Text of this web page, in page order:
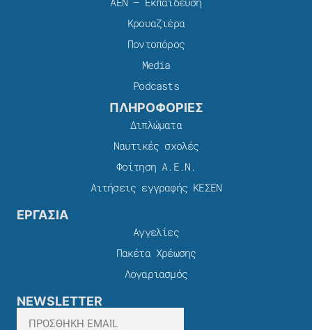
Κρουαζιέρα
Ποντοπόρος
Media
Podcasts
ΠΛΗΡΟΦΟΡΙΕΣ
Διπλώματα
Ναυτικές σχολές
Φοίτηση Α.Ε.Ν.
Αιτήσεις εγγραφής ΚΕΣΕΝ
ΕΡΓΑΣΙΑ
Αγγελίες
Πακέτα Χρέωσης​
Λογαριασμός
NEWSLETTER